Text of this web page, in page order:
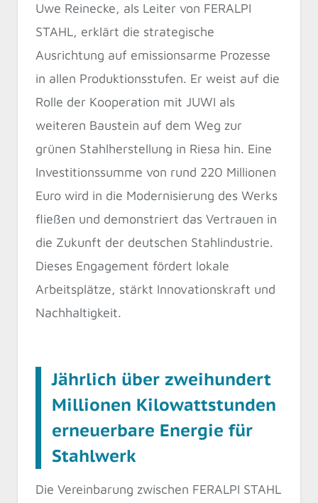
Uwe Reinecke, als Leiter von FERALPI
STAHL, erklärt die strategische
Ausrichtung auf emissionsarme Prozesse
in allen Produktionsstufen. Er weist auf die
Rolle der Kooperation mit JUWI als
weiteren Baustein auf dem Weg zur
grünen Stahlherstellung in Riesa hin. Eine
Investitionssumme von rund 220 Millionen
Euro wird in die Modernisierung des Werks
fließen und demonstriert das Vertrauen in
die Zukunft der deutschen Stahlindustrie.
Dieses Engagement fördert lokale
Arbeitsplätze, stärkt Innovationskraft und
Nachhaltigkeit.
Jährlich über zweihundert
Millionen Kilowattstunden
erneuerbare Energie für
Stahlwerk
Die Vereinbarung zwischen FERALPI STAHL